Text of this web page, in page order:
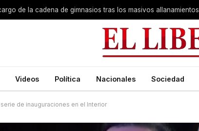
de la cadena de gimnasios tras los masivos allanamientos
Videos Política Nacionales Sociedad
de inauguraciones en el Interior